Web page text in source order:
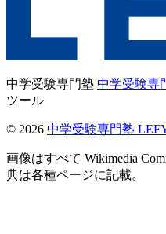
中学受験専門塾 中学受験専
ツール
© 2026 中学受験専門塾
画像はすべて Wikimedia
典は各種ページに記載。